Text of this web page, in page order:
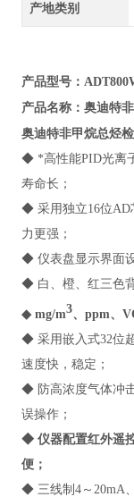
产地类别
产品型号：
产品名称： 奥迪特
奥迪特非甲烷总烃
◆ *高性能PID光离
寿命长；
◆ 采用独立16位AD
力更强；
◆ 仪表盘显示界面
◆ 白、橙、红三色
◆ mg/m3、ppm、
◆ 采用嵌入式32位
速度快，稳定；
◆ 防高浓度气体冲
误操作；
◆ 仪器配置红外遥
便；
◆ 三线制4～20mA